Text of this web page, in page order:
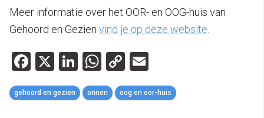
Meer informatie over het OOR- en OOG-huis van
Gehoord en Gezien vind je op deze website.
Facebook
X LinkedIn
WhatsApp
Copy
Link
gehoord en gezien onnen oog en oor-huis